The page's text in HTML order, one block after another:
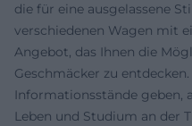
die für eine ausgelassene
verschiedenen Wagen mit
Angebot, das Ihnen die
Geschmäcker zu
Informationsstände geben,
Leben und Studium an der